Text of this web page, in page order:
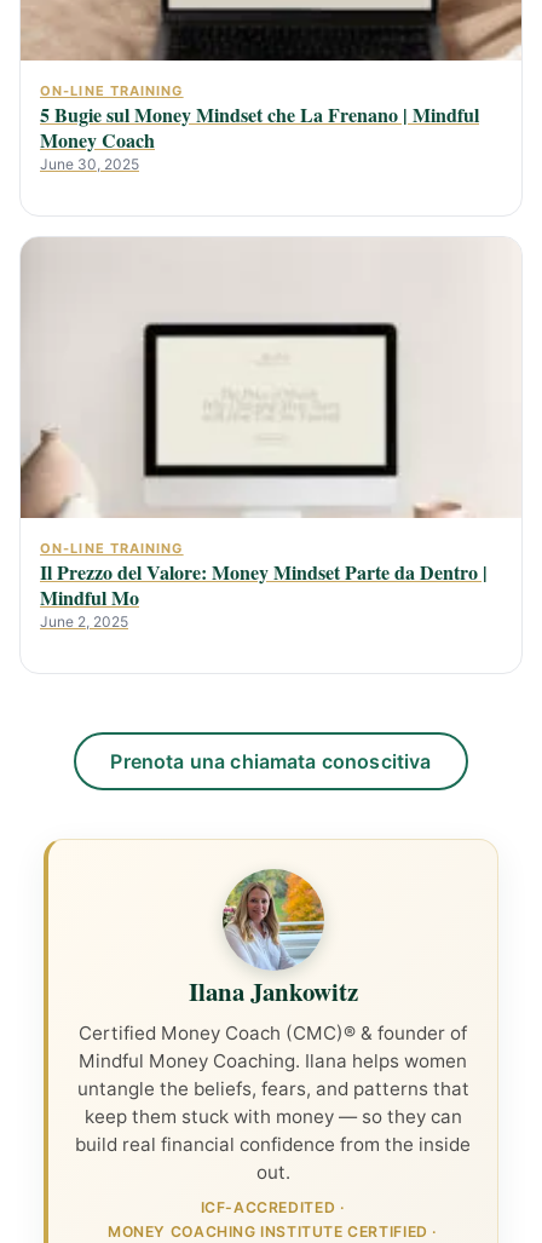
ON-LINE TRAINING
5 Bugie sul Money Mindset che La Frenano | Mindful
Money Coach
June 30, 2025
ON-LINE TRAINING
Il Prezzo del Valore: Money Mindset Parte da Dentro |
Mindful Mo
June 2, 2025
Prenota una chiamata conoscitiva
Ilana Jankowitz
Certified Money Coach (CMC)® & founder of
Mindful Money Coaching. Ilana helps women
untangle the beliefs, fears, and patterns that
keep them stuck with money — so they can
build real financial confidence from the inside
out.
ICF-ACCREDITED ·
MONEY COACHING INSTITUTE CERTIFIED ·